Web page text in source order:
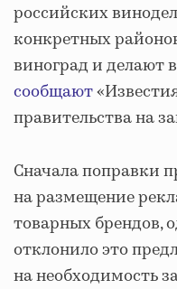
российских
конкретных
виноград и делают
сообщают
правительства на
Сначала поправки
на размещение
товарных брендов,
отклонило это
на необходимость